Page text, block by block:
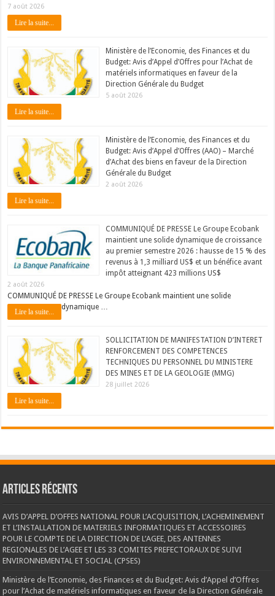
7 août 2026
Lire la suite...
Ministère de l’Economie, des Finances et du
Budget: Avis d’Appel d’Offres pour l’Achat de
matériels informatiques en faveur de la
Direction Générale du Budget
5 août 2026
Lire la suite...
Ministère de l’Economie, des Finances et du
Budget: Avis d’Appel d’Offres (AAO) – Marché
d’Achat des biens en faveur de la Direction
Générale du Budget
2 août 2026
Lire la suite...
COMMUNIQUÉ DE PRESSE Le Groupe Ecobank
maintient une solide dynamique de croissance
au premier semestre 2026 : hausse de 15 % des
revenus à 1,3 milliard US$ et un bénéfice avant
impôt atteignant 423 millions US$
2 août 2026
COMMUNIQUÉ DE PRESSE Le Groupe Ecobank maintient une solide
dynamique …
Lire la suite...
SOLLICITATION DE MANIFESTATION D’INTERET
RENFORCEMENT DES COMPETENCES
TECHNIQUES DU PERSONNEL DU MINISTERE
DES MINES ET DE LA GEOLOGIE (MMG)
28 juillet 2026
Lire la suite...
Articles récents
AVIS D’APPEL D’OFFES NATIONAL POUR L’ACQUISITION, L’ACHEMINEMENT
ET L’INSTALLATION DE MATERIELS INFORMATIQUES ET ACCESSOIRES
POUR LE COMPTE DE LA DIRECTION DE L’AGEE, DES ANTENNES
REGIONALES DE L’AGEE ET LES 33 COMITES PREFECTORAUX DE SUIVI
ENVIRONNEMENTAL ET SOCIAL (CPSES)
Ministère de l’Economie, des Finances et du Budget: Avis d’Appel d’Offres
pour l’Achat de matériels informatiques en faveur de la Direction Générale